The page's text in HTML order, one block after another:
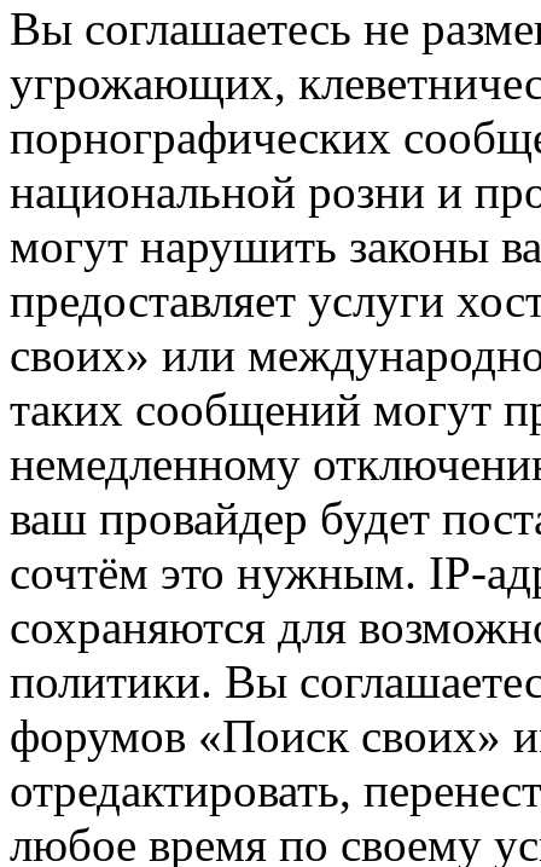
Вы соглашаетесь не
угрожающих,
порнографических
национальной розни и
могут нарушить законы
предоставляет услуги
своих» или
таких сообщений могут
немедленному
ваш провайдер будет
сочтём это нужным. IP-
сохраняются для
политики. Вы
форумов «Поиск своих»
отредактировать,
любое время по своему